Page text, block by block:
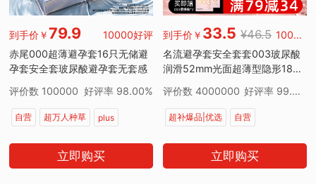
到手价￥79.9
10000好评
赤尾000超薄避孕套16只无储避
孕套安全套玻尿酸避孕套无套感
评价数 100000 好评率 98.00%
自营 超万人种草 plus
立即购买
到手价￥ 33.5 ¥46.5
1000000好评
名流避孕套安全套套003玻尿酸
润滑52mm光面超薄型隐形18只
评价数 4000000 好评率 99.00%
超补爆品|优选 自营
7天无理由退货 超万人正在疯抢
立即购买